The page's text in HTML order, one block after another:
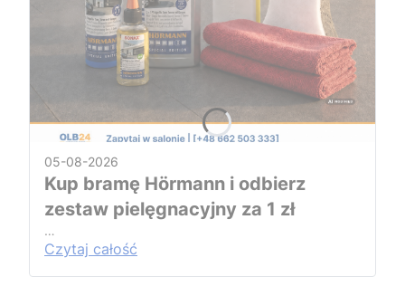
05-08-2026
Kup bramę Hörmann i odbierz
zestaw pielęgnacyjny za 1 zł
…
Czytaj całość